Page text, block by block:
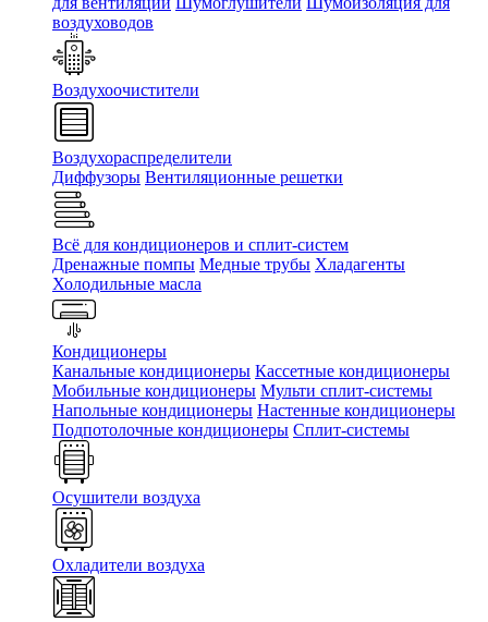
воздуховодов
Воздухоочистители
Воздухораспределители
Диффузоры Вентиляционные решетки
Всё для кондиционеров и сплит-систем
Дренажные помпы Медные трубы Хладагенты
Холодильные масла
Кондиционеры
Канальные кондиционеры Кассетные кондиционеры
Мобильные кондиционеры Мульти сплит-системы
Напольные кондиционеры Настенные кондиционеры
Подпотолочные кондиционеры Сплит-системы
Осушители воздуха
Охладители воздуха